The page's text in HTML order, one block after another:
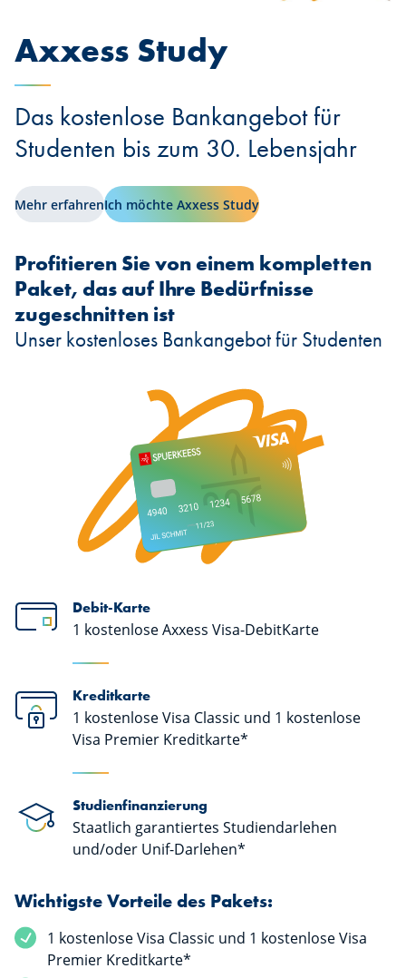
Axxess Study
Das kostenlose Bankangebot für
Studenten bis zum 30. Lebensjahr
Mehr erfahrenIch möchte Axxess Study
Profitieren Sie von einem kompletten
Paket, das auf Ihre Bedürfnisse
zugeschnitten ist
Unser kostenloses Bankangebot für Studenten
Debit-Karte
1 kostenlose Axxess Visa-DebitKarte
Kreditkarte
1 kostenlose Visa Classic und 1 kostenlose
Visa Premier Kreditkarte*
Studienfinanzierung
Staatlich garantiertes Studiendarlehen
und/oder Unif-Darlehen*
Wichtigste Vorteile des Pakets:
1 kostenlose Visa Classic und 1 kostenlose Visa
Premier Kreditkarte*